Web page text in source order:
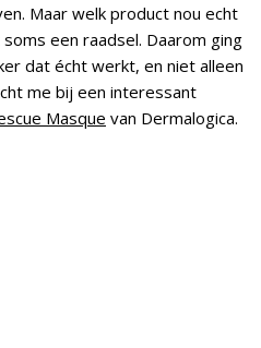
Maar welk product nou echt
een raadsel. Daarom ging
dat écht werkt, en niet alleen
me bij een interessant
Masque van Dermalogica.